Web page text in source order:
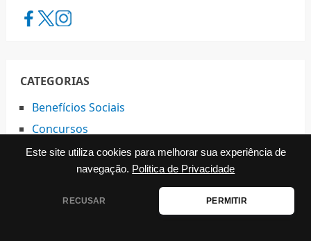
Este site utiliza cookies para melhorar sua experiência de
navegação. Politica de Privacidade
RECUSAR PERMITIR
CATEGORIAS
Benefícios Sociais
Concursos
Direitos do Trabalhador
Documentos